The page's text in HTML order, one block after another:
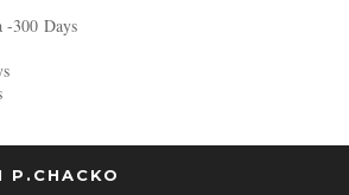
-300 Days
P.CHACKO